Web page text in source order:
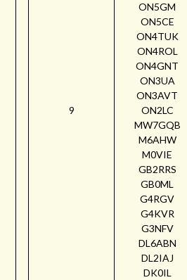
9
ON5GM
ON5CE
ON4TUK
ON4ROL
ON4GNT
ON3UA
ON3AVT
ON2LC
MW7GQB
M6AHW
M0VIE
GB2RRS
GB0ML
G4RGV
G4KVR
G3NFV
DL6ABN
DL2IAJ
DK0IL